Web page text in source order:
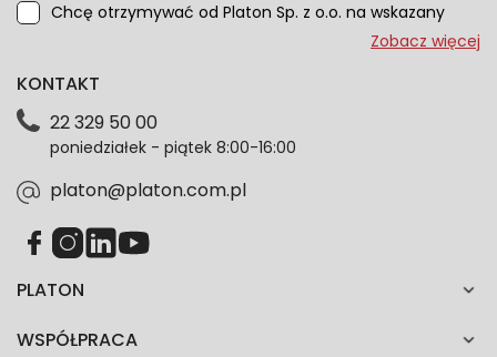
Chcę otrzymywać od Platon Sp. z o.o. na wskazany
przeze mnie adres e-mail informacje marketingowe
dotyczące danych osobowych znajdziesz w naszej
każdym czasie. Wycofanie zgody nie wpłynie na
zgodność z prawem przetwarzania dokonanego przed
Zobacz więcej
PLATON
WSPÓŁPRACA
KONTAKT
22 329 50 00
poniedziałek - piątek 8:00-16:00
platon@platon.com.pl